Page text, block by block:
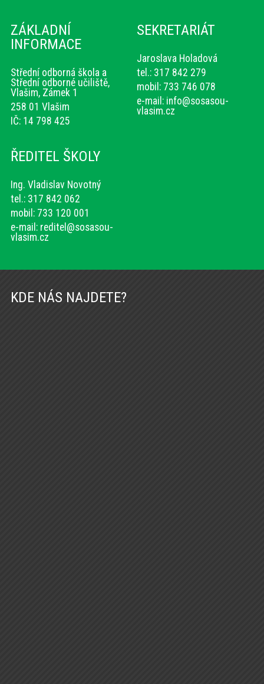
ZÁKLADNÍ
INFORMACE
Střední odborná škola a
Střední odborné učiliště,
Vlašim, Zámek 1
258 01 Vlašim
IČ: 14 798 425
SEKRETARIÁT
Jaroslava Holadová
tel.: 317 842 279
mobil: 733 746 078
e-mail: info@sosasou-
vlasim.cz
ŘEDITEL ŠKOLY
Ing. Vladislav Novotný
tel.: 317 842 062
mobil: 733 120 001
e-mail: reditel@sosasou-
vlasim.cz
KDE NÁS NAJDETE?